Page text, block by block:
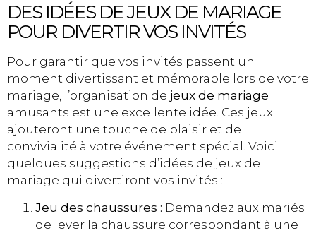
DES IDÉES DE JEUX DE MARIAGE
POUR DIVERTIR VOS INVITÉS
Pour garantir que vos invités passent un
moment divertissant et mémorable lors de votre
mariage, l’organisation de jeux de mariage
amusants est une excellente idée. Ces jeux
ajouteront une touche de plaisir et de
convivialité à votre événement spécial. Voici
quelques suggestions d’idées de jeux de
mariage qui divertiront vos invités :
Jeu des chaussures : Demandez aux mariés
de lever la chaussure correspondant à une